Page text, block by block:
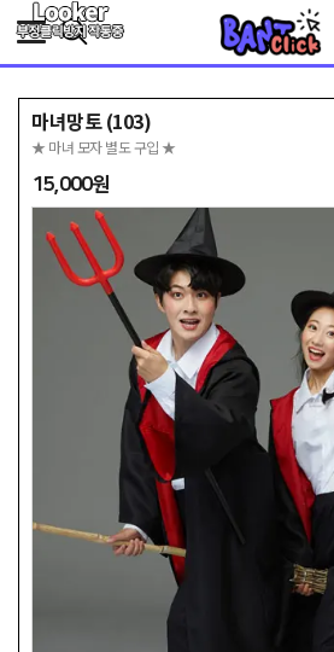
Toggle
마녀망토 (103)
★ 마녀 모자 별도 구입 ★
15,000원